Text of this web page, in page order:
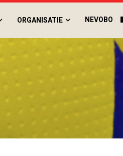
ORGANISATIE NEVOBO